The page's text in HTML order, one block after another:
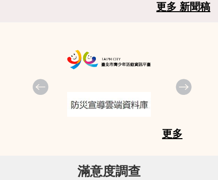
更多 新聞稿
更多
滿意度調查